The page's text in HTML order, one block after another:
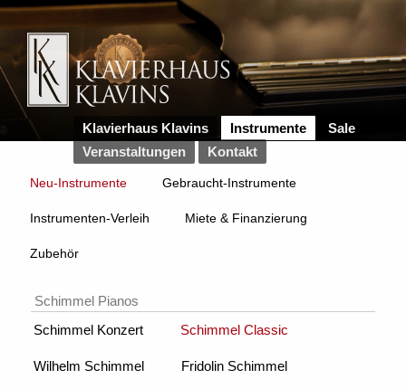
Klavierhaus Klavins Instrumente
Sale
Veranstaltungen
Kontakt
Neu-Instrumente Gebraucht-Instrumente
Instrumenten-Verleih Miete & Finanzierung
Zubehör
Schimmel Pianos
Schimmel Konzert
Schimmel Classic
Wilhelm Schimmel Fridolin Schimmel